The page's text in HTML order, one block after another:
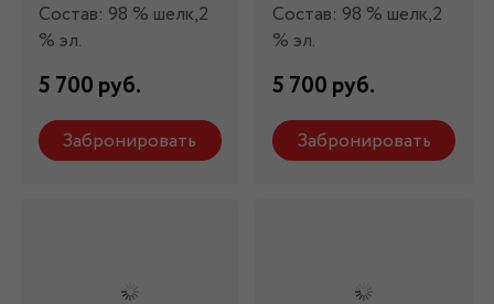
Состав: 98 % шелк,2
% эл.
5 700 руб.
Забронировать
Состав: 98 % шелк,2
% эл.
5 700 руб.
Забронировать